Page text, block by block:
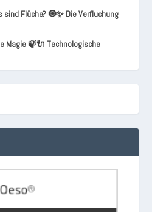
sind Flüche? 🧿✨ Die Verfluchung
Magie 🍃🔌 Technologische